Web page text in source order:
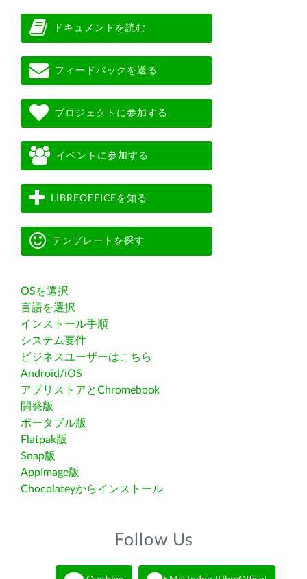
ドキュメントを読む
フィードバックを送る
プロジェクトに参加する
イベントに参加する
LIBREOFFICEを知る
テンプレートを探す
OSを選択
言語を選択
インストール手順
システム要件
ビジネスユーザーはこちら
Android/iOS
アプリストアとChromebook
開発版
ポータブル版
Flatpak版
Snap版
AppImage版
Chocolateyからインストール
Follow Us